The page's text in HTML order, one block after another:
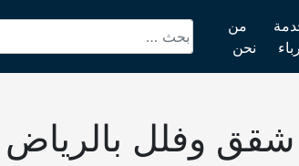
من
نحن
وفلل بالرياض